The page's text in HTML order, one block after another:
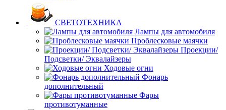
СВЕТОТЕХНИКА
Лампы для автомобиля
Проблесковые маячки
Проекции/
Подсветки/ Эквалайзеры
Ходовые огни
Фонарь
дополнительный
Фары
противотуманные